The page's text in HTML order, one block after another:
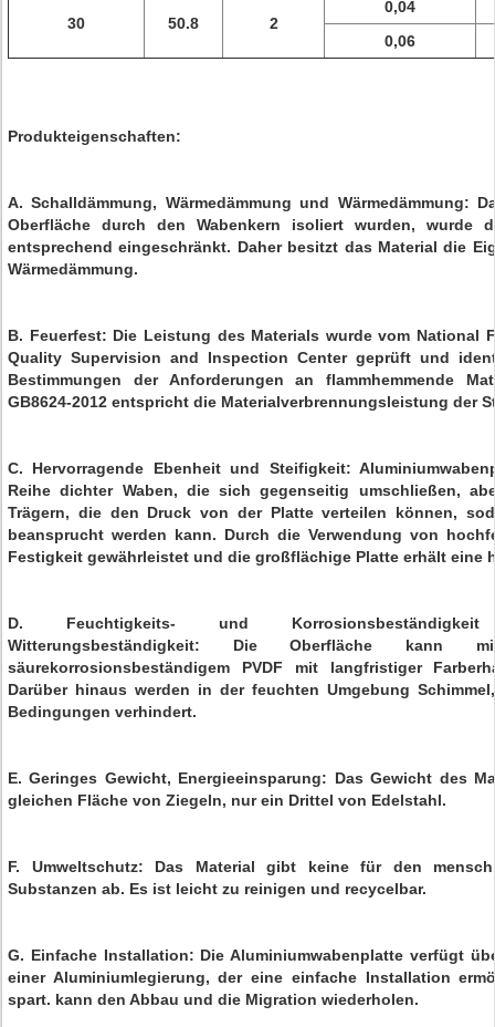
30 50.8 2
0,04
0,06
Produkteigenschaften:
A. Schalldämmung, Wärmedämmung und Wärmedämmung:
Oberfläche durch den Wabenkern isoliert wurden, wurde
entsprechend eingeschränkt. Daher besitzt das Material die
Wärmedämmung.
B. Feuerfest: Die Leistung des Materials wurde vom National
Quality Supervision and Inspection Center geprüft und
Bestimmungen der Anforderungen an flammhemmende
GB8624-2012 entspricht die Materialverbrennungsleistung der
C. Hervorragende Ebenheit und Steifigkeit:
Reihe dichter Waben, die sich gegenseitig umschließen,
Trägern, die den Druck von der Platte verteilen können,
beansprucht werden kann. Durch die Verwendung von
Festigkeit gewährleistet und die großflächige Platte erhält eine
D. Feuchtigkeits- und
Witterungsbeständigkeit: Die Oberfläche kann
säurekorrosionsbeständigem PVDF mit langfristiger
Darüber hinaus werden in der feuchten Umgebung
Bedingungen verhindert.
E. Geringes Gewicht, Energieeinsparung: Das Gewicht des
gleichen Fläche von Ziegeln, nur ein Drittel von Edelstahl.
F. Umweltschutz: Das Material gibt keine für den
Substanzen ab. Es ist leicht zu reinigen und recycelbar.
G. Einfache Installation: Die Aluminiumwabenplatte verfügt
einer Aluminiumlegierung, der eine einfache Installation
spart. kann den Abbau und die Migration wiederholen.